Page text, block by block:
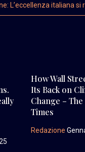
L’eccellenza italiana si
How Wall
Its Back on
Change –
Times
Redazione